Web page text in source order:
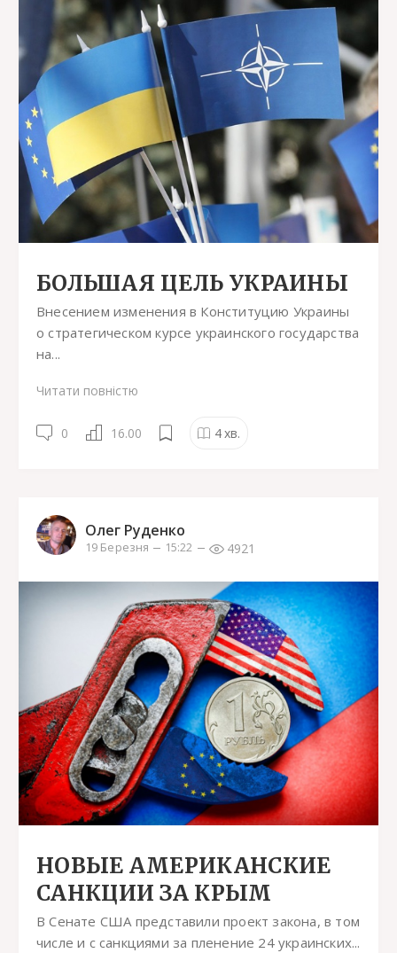
БОЛЬШАЯ ЦЕЛЬ УКРАИНЫ
Внесением изменения в Конституцию Украины
о стратегическом курсе украинского государства
на...
Читати повністю
0 16.00 4хв.
Олег Руденко
19 Березня 15:22 4921
НОВЫЕ АМЕРИКАНСКИЕ
САНКЦИИ ЗА КРЫМ
В Сенате США представили проект закона, в том
числе и с санкциями за пленение 24 украинских...